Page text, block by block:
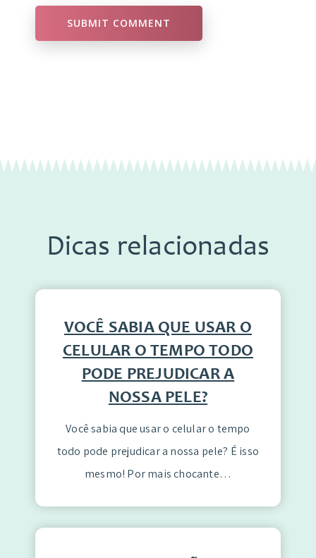
Dicas relacionadas
VOCÊ SABIA QUE USAR O
CELULAR O TEMPO TODO
PODE PREJUDICAR A
NOSSA PELE?
Você sabia que usar o celular o tempo
todo pode prejudicar a nossa pele? É isso
mesmo! Por mais chocante…